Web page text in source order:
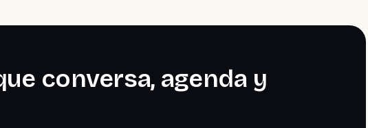
conversa, agenda y